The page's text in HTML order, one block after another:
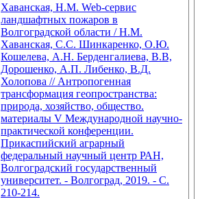
Хаванская, Н.М. Web-сервис
ландшафтных пожаров в
Волгоградской области / Н.М.
Хаванская, С.С. Шинкаренко, О.Ю.
Кошелева, А.Н. Берденгалиева, В.В,
Дорошенко, А.П. Либенко, В.Д.
Холопова // Антропогенная
трансформация геопространства:
природа, хозяйство, общество.
материалы V Международной научно-
практической конференции.
Прикаспийский аграрный
федеральный научный центр РАН,
Волгоградский государственный
университет. - Волгоград, 2019. - С.
210-214.